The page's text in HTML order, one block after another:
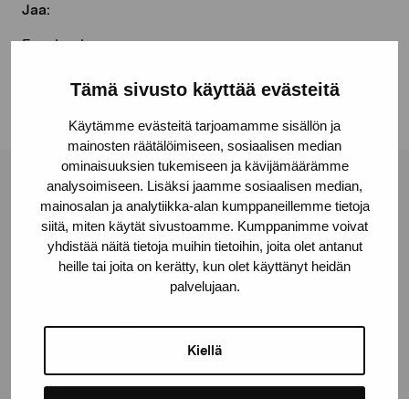
Tämä sivusto käyttää evästeitä
Käytämme evästeitä tarjoamamme sisällön ja
mainosten räätälöimiseen, sosiaalisen median
ominaisuuksien tukemiseen ja kävijämäärämme
analysoimiseen. Lisäksi jaamme sosiaalisen median,
mainosalan ja analytiikka-alan kumppaneillemme tietoja
siitä, miten käytät sivustoamme. Kumppanimme voivat
yhdistää näitä tietoja muihin tietoihin, joita olet antanut
heille tai joita on kerätty, kun olet käyttänyt heidän
palvelujaan.
Kiellä
Jaa:
Facebook
Pro Artibus -säätiö
Kustaa Vaasan katu 11
+358 (0)50 371 6339